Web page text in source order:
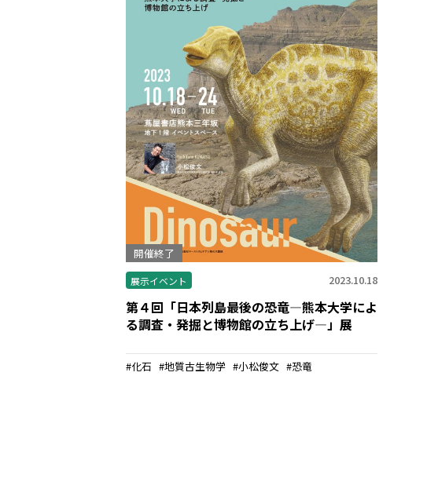
開催終了
展示イベント 2023.10.18
第４回「日本列島最後の恐竜―熊本大学によ
る調査・発掘と博物館の立ち上げ―」展
化石 地質古生物学 小松俊文 恐竜